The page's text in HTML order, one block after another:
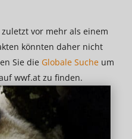
vor mehr als einem
könnten daher nicht
Sie die Globale Sucheum
wwf.at zu finden.